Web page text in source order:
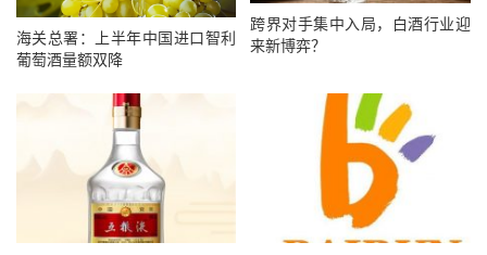
海关总署：上半年中国进口智利
葡萄酒量额双降
跨界对手集中入局，白酒行业迎
来新博弈？